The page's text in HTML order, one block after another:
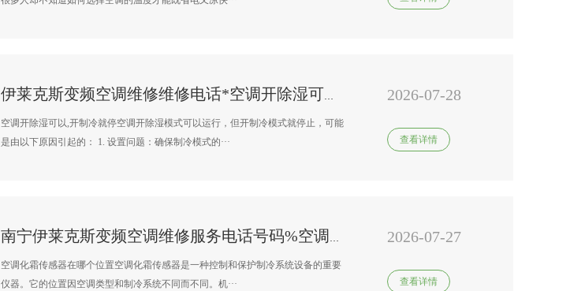
伊莱克斯变频空调维修维修电话*空调开除湿可以,开制冷就停
空调开除湿可以,开制冷就停空调开除湿模式可以运行，但开制冷模式就停止，可能
是由以下原因引起的： 1. 设置问题：确保制冷模式的···
2026-07-28
查看详情
南宁伊莱克斯变频空调维修服务电话号码%空调化霜传感器在哪个位置
空调化霜传感器在哪个位置空调化霜传感器是一种控制和保护制冷系统设备的重要
仪器。它的位置因空调类型和制冷系统不同而不同。机···
2026-07-27
查看详情